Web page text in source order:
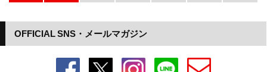
OFFICIAL SNS・メールマガジン